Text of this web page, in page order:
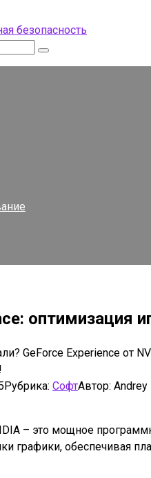
оптимизация
GeForce Experience от
Рубрика: СофтАвтор: Andrey
– это мощное
графики, обеспечивая